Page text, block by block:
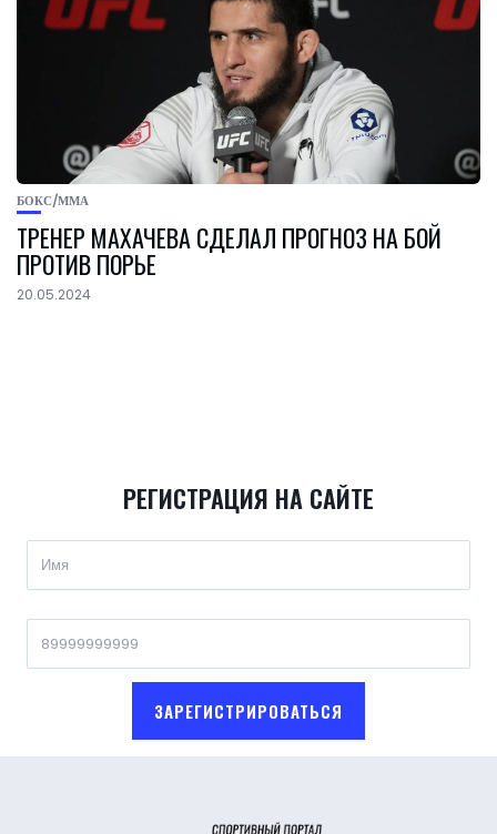
БОКС/ММА
ТРЕНЕР МАХАЧЕВА СДЕЛАЛ ПРОГНОЗ НА БОЙ
ПРОТИВ ПОРЬЕ
20.05.2024
РЕГИСТРАЦИЯ НА САЙТЕ
ЗАРЕГИСТРИРОВАТЬСЯ